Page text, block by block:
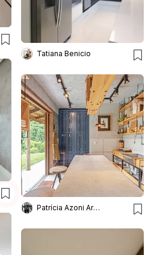
Tatiana Benicio
Patrícia Azoni Arquitetura + Arte & Design